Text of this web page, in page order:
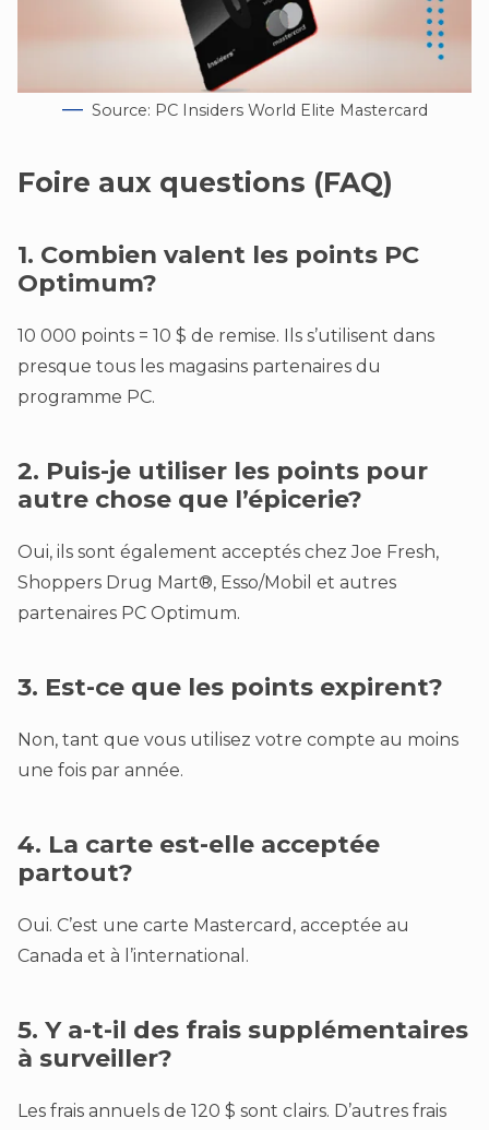
Source: PC Insiders World Elite Mastercard
Foire aux questions (FAQ)
1. Combien valent les points PC
Optimum?
10 000 points = 10 $ de remise. Ils s’utilisent dans
presque tous les magasins partenaires du
programme PC.
2. Puis-je utiliser les points pour
autre chose que l’épicerie?
Oui, ils sont également acceptés chez Joe Fresh,
Shoppers Drug Mart®, Esso/Mobil et autres
partenaires PC Optimum.
3. Est-ce que les points expirent?
Non, tant que vous utilisez votre compte au moins
une fois par année.
4. La carte est-elle acceptée
partout?
Oui. C’est une carte Mastercard, acceptée au
Canada et à l’international.
5. Y a-t-il des frais supplémentaires
à surveiller?
Les frais annuels de 120 $ sont clairs. D’autres frais